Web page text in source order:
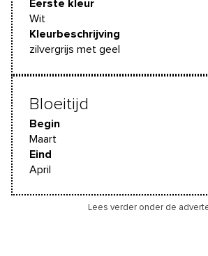
Eerste kleur
Wit
Kleurbeschrijving
zilvergrijs met geel
Bloeitijd
Begin
Maart
Eind
April
Lees verder onder de